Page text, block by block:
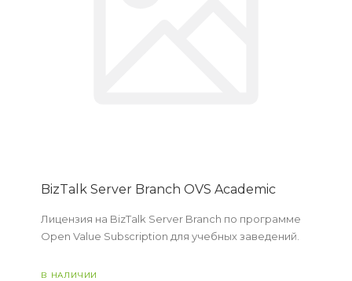
BizTalk Server Branch OVS Academic
Лицензия на BizTalk Server Branch по программе
Open Value Subscription для учебных заведений.
В НАЛИЧИИ